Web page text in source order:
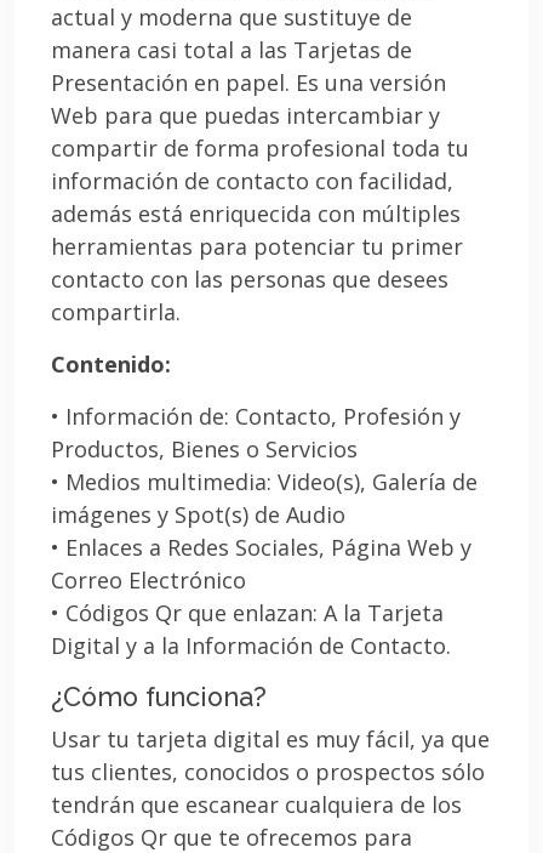
actual y moderna que sustituye de
manera casi total a las Tarjetas de
Presentación en papel. Es una versión
Web para que puedas intercambiar y
compartir de forma profesional toda tu
información de contacto con facilidad,
además está enriquecida con múltiples
herramientas para potenciar tu primer
contacto con las personas que desees
compartirla.
Contenido:
• Información de: Contacto, Profesión y
Productos, Bienes o Servicios
• Medios multimedia: Video(s), Galería de
imágenes y Spot(s) de Audio
• Enlaces a Redes Sociales, Página Web y
Correo Electrónico
• Códigos Qr que enlazan: A la Tarjeta
Digital y a la Información de Contacto.
¿Cómo funciona?
Usar tu tarjeta digital es muy fácil, ya que
tus clientes, conocidos o prospectos sólo
tendrán que escanear cualquiera de los
Códigos Qr que te ofrecemos para